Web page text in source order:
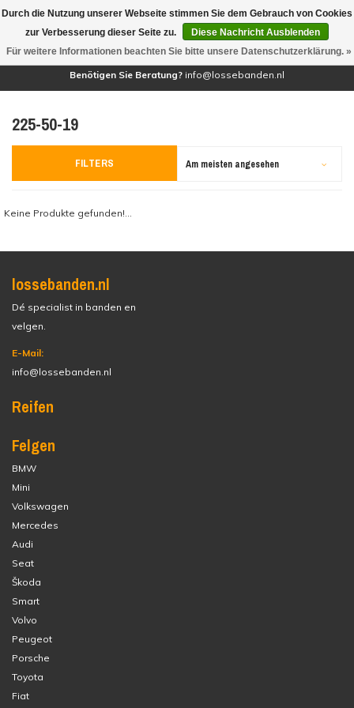
(0)
Benötigen Sie Beratung? info@lossebanden.nl
225-50-19
FILTERS Am meisten angesehen
Keine Produkte gefunden!...
lossebanden.nl
Dé specialist in banden en
velgen.
E-Mail:
info@lossebanden.nl
Reifen
Felgen
BMW
Mini
Volkswagen
Mercedes
Audi
Seat
Škoda
Smart
Volvo
Peugeot
Porsche
Toyota
Fiat
Durch die Nutzung unserer Webseite stimmen Sie dem Gebrauch von Cookies
zur Verbesserung dieser Seite zu.
Diese Nachricht Ausblenden
Für weitere Informationen beachten Sie bitte unsere Datenschutzerklärung. »